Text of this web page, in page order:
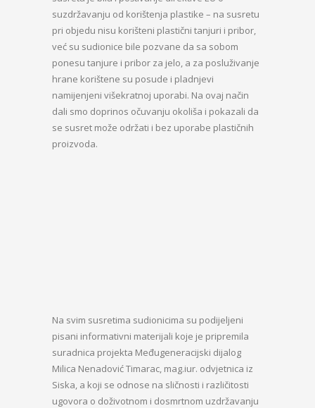
suzdržavanju od korištenja plastike – na susretu
pri objedu nisu korišteni plastični tanjuri i pribor,
već su sudionice bile pozvane da sa sobom
ponesu tanjure i pribor za jelo, a za posluživanje
hrane korištene su posude i pladnjevi
namijenjeni višekratnoj uporabi. Na ovaj način
dali smo doprinos očuvanju okoliša i pokazali da
se susret može održati i bez uporabe plastičnih
proizvoda.
Na svim susretima sudionicima su podijeljeni
pisani informativni materijali koje je pripremila
suradnica projekta Međugeneracijski dijalog
Milica Nenadović Timarac, mag.iur. odvjetnica iz
Siska, a koji se odnose na sličnosti i različitosti
ugovora o doživotnom i dosmrtnom uzdržavanju